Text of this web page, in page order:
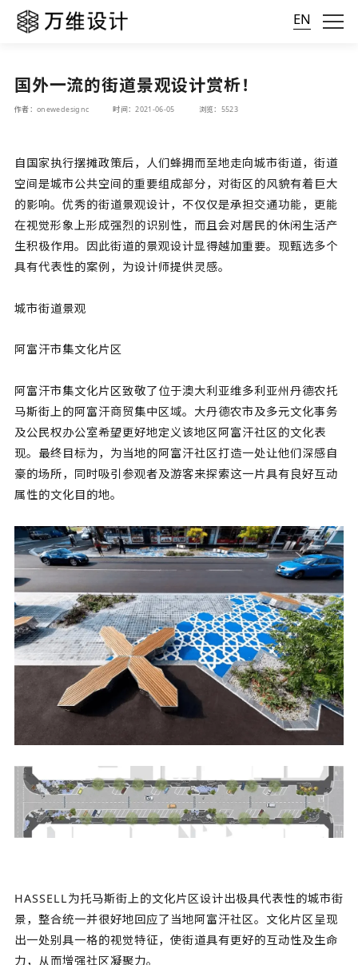
EN
国外一流的街道景观设计赏析！
作者：onewedesignc 时间：2021-06-05 浏览：5523
自国家执行摆摊政策后，人们蜂拥而至地走向城市街道，街道
空间是城市公共空间的重要组成部分，对街区的风貌有着巨大
的影响。优秀的街道景观设计，不仅仅是承担交通功能，更能
在视觉形象上形成强烈的识别性，而且会对居民的休闲生活产
生积极作用。因此街道的景观设计显得越加重要。现甄选多个
具有代表性的案例，为设计师提供灵感。
城市街道景观
阿富汗市集文化片区
阿富汗市集文化片区致敬了位于澳大利亚维多利亚州丹德农托
马斯街上的阿富汗商贸集中区域。大丹德农市及多元文化事务
及公民权办公室希望更好地定义该地区阿富汗社区的文化表
现。最终目标为，为当地的阿富汗社区打造一处让他们深感自
豪的场所，同时吸引参观者及游客来探索这一片具有良好互动
属性的文化目的地。
HASSELL为托马斯街上的文化片区设计出极具代表性的城市街
景，整合统一并很好地回应了当地阿富汗社区。文化片区呈现
出一处别具一格的视觉特征，使街道具有更好的互动性及生命
力，从而增强社区凝聚力。